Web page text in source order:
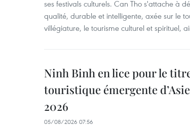
ses festivals culturels. Can Tho s'attache à
qualité, durable et intelligente, axée sur le
villégiature, le tourisme culturel et spirituel,
Ninh Binh en lice pour le
touristique émergente
2026
05/08/2026 07:56